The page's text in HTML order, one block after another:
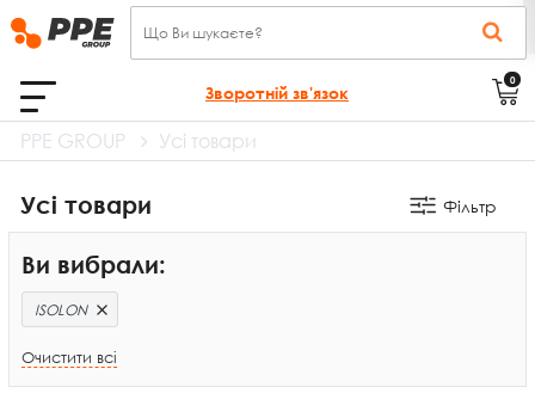
Зворотній зв'язок
0
PPE GROUP Усі товари
Усі товари Фільтр
Ви вибрали:
ISOLON
Очистити всі